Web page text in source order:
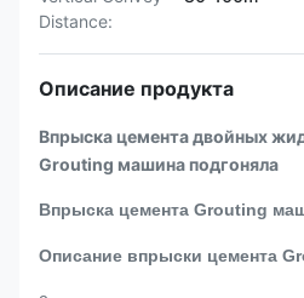
Distance:
Описание продукта
Впрыска цемента двойных
Grouting машина подгоняла
Впрыска цемента Grouting
Описание впрыски цемента